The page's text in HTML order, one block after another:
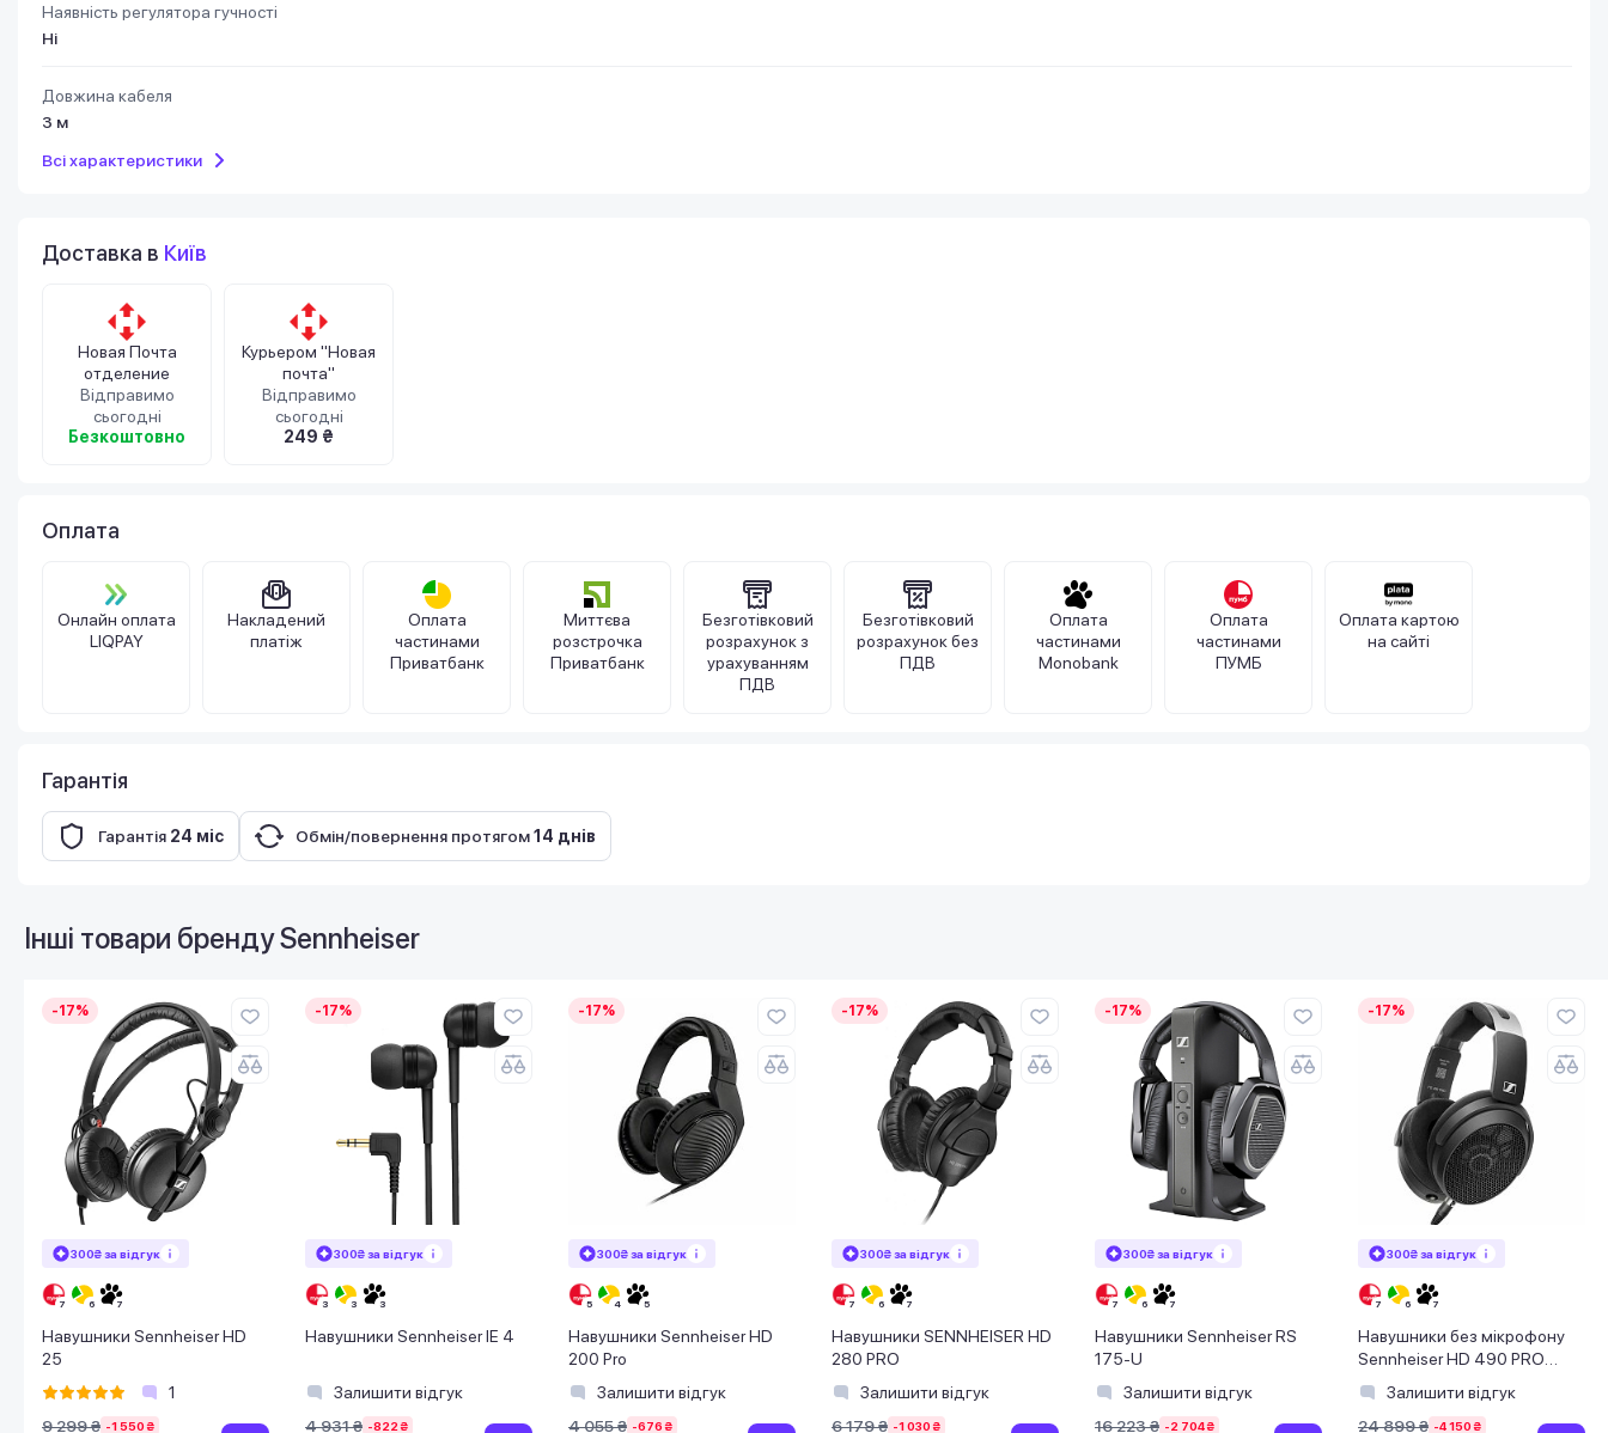
Наявність регулятора гучності
Ні
Довжина кабеля
3 м
Всі характеристики
Доставка в Київ
Новая Почта
отделение
Відправимо
сьогодні
Безкоштовно
Курьером "Новая
почта"
Відправимо
сьогодні
249 ₴
Оплата
Онлайн оплата
LIQPAY
Накладений
платіж
Оплата
частинами
Приватбанк
Миттєва
розстрочка
Приватбанк
Безготівковий
розрахунок з
урахуванням
ПДВ
Безготівковий
розрахунок без
ПДВ
Оплата
частинами
Monobank
Оплата
частинами
ПУМБ
Оплата картою
на сайті
Гарантія
Гарантія 24 міс Обмін/повернення протягом14 днів
Інші товари брендуSennheiser
-17%
300₴ за відгук
Навушники Sennheiser HD
25
1
9 299 ₴ -1 550 ₴
-17%
300₴ за відгук
Навушники Sennheiser IE 4
Залишити відгук
4 931 ₴ -822 ₴
-17%
300₴ за відгук
Навушники Sennheiser HD
200 Pro
Залишити відгук
4 055 ₴ -676 ₴
-17%
300₴ за відгук
Навушники SENNHEISER HD
280 PRO
Залишити відгук
6 179 ₴ -1 030 ₴
-17%
300₴ за відгук
Навушники Sennheiser RS
175-U
Залишити відгук
16 223 ₴ -2 704 ₴
-17%
300₴ за відгук
Навушники без мікрофону
Sennheiser HD 490 PRO
Black (700286)
Залишити відгук
24 899 ₴ -4 150 ₴